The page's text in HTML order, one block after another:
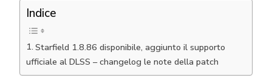
Indice
Starfield 1.8.86 disponibile, aggiunto il supporto
ufficiale al DLSS – changelog le note della patch